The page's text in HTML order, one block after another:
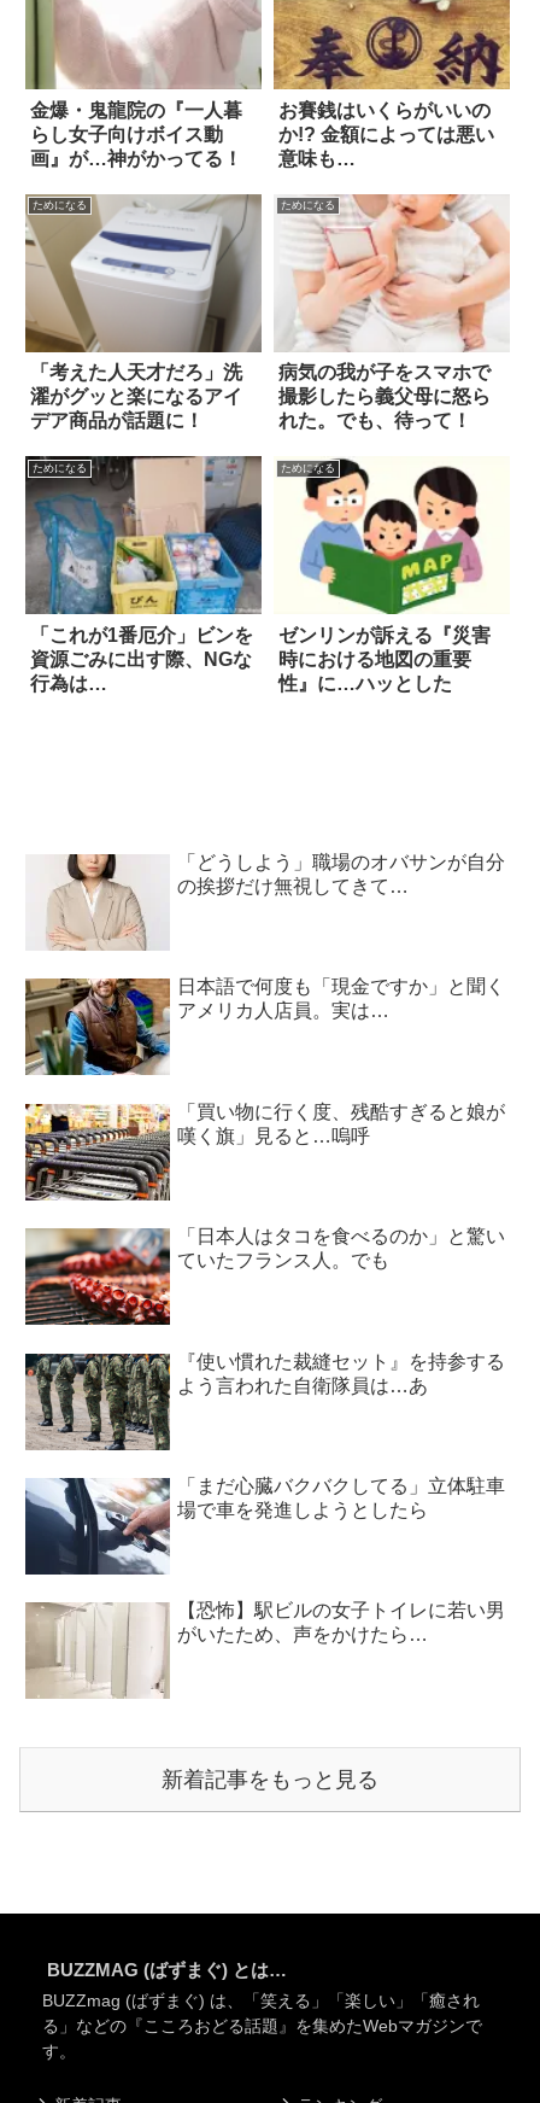
金爆・鬼龍院の『一人暮
らし女子向けボイス動
画』が…神がかってる！
お賽銭はいくらがいいの
か!? 金額によっては悪い
意味も…
ためになる
「考えた人天才だろ」洗
濯がグッと楽になるアイ
デア商品が話題に！
ためになる
病気の我が子をスマホで
撮影したら義父母に怒ら
れた。でも、待って！
ためになる
「これが1番厄介」ビンを
資源ごみに出す際、NGな
行為は…
ためになる
ゼンリンが訴える『災害
時における地図の重要
性』に…ハッとした
「どうしよう」職場のオバサンが自分
の挨拶だけ無視してきて…
日本語で何度も「現金ですか」と聞く
アメリカ人店員。実は…
「買い物に行く度、残酷すぎると娘が
嘆く旗」見ると…嗚呼
「日本人はタコを食べるのか」と驚い
ていたフランス人。でも
『使い慣れた裁縫セット』を持参する
よう言われた自衛隊員は…あ
「まだ心臓バクバクしてる」立体駐車
場で車を発進しようとしたら
【恐怖】駅ビルの女子トイレに若い男
がいたため、声をかけたら…
新着記事をもっと見る
BUZZMAG (ばずまぐ) とは…
BUZZmag (ばずまぐ) は、「笑える」「楽しい」「癒され
る」などの『こころおどる話題』を集めたWebマガジンで
す。